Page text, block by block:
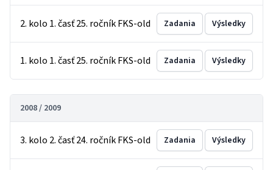
2. kolo 1. časť 25. ročník FKS-old Zadania Výsledky
1. kolo 1. časť 25. ročník FKS-old Zadania Výsledky
2008 / 2009
3. kolo 2. časť 24. ročník FKS-old Zadania Výsledky